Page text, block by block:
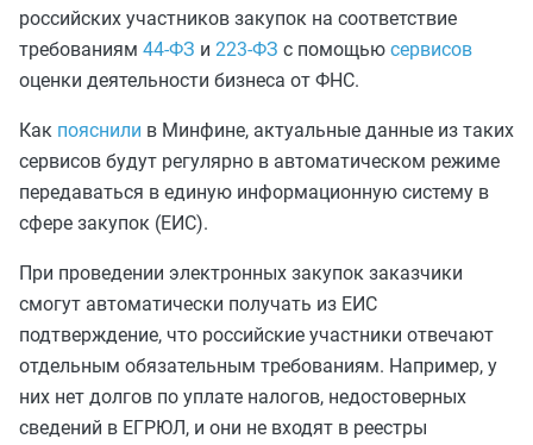
российских участников закупок на соответствие
требованиям 44‑ФЗ и 223‑ФЗ с помощью сервисов
оценки деятельности бизнеса от ФНС.
Как пояснили в Минфине, актуальные данные из таких
сервисов будут регулярно в автоматическом режиме
передаваться в единую информационную систему в
сфере закупок (ЕИС).
При проведении электронных закупок заказчики
смогут автоматически получать из ЕИС
подтверждение, что российские участники отвечают
отдельным обязательным требованиям. Например, у
них нет долгов по уплате налогов, недостоверных
сведений в ЕГРЮЛ, и они не входят в реестры